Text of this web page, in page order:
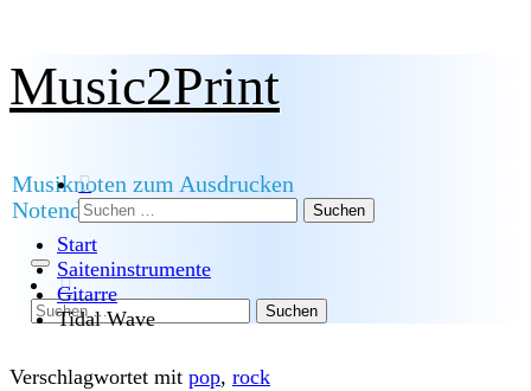
Zum
Inhalt
springen
Music2Print
Musiknoten zum Ausdrucken
Notendownload
Suchen
Suchen
nach:
Start
Saiteninstrumente
Gitarre
Tidal Wave
Verschlagwortet mit pop, rock